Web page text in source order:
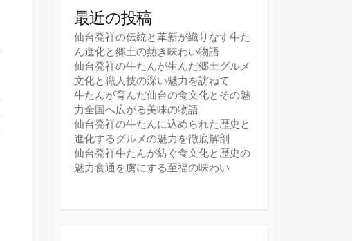
最近の投稿
仙台発祥の伝統と革新が織りなす牛た
ん進化と郷土の熱き味わい物語
仙台発祥の牛たんが生んだ郷土グルメ
文化と職人技の深い魅力を訪ねて
牛たんが育んだ仙台の食文化とその魅
力全国へ広がる美味の物語
仙台発祥の牛たんに込められた歴史と
進化するグルメの魅力を徹底解剖
仙台発祥牛たんが紡ぐ食文化と歴史の
魅力食通を虜にする至福の味わい